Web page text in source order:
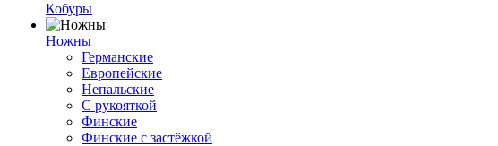
Кобуры
Ножны
Германские
Европейские
Непальские
С рукояткой
Финские
Финские с застёжкой